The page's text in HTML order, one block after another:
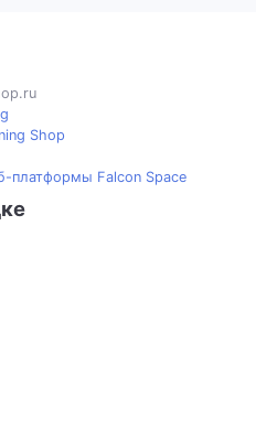
Shop
платформы Falcon Space